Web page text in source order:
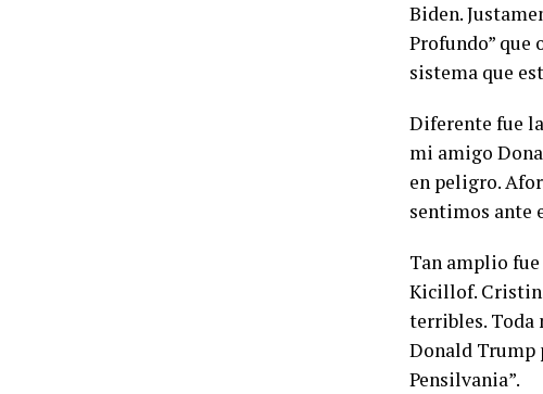
Biden.
Profundo” que
sistema que
Diferente fue
mi amigo
en peligro.
sentimos ante
Tan amplio
Kicillof.
terribles. Toda
Donald Trump
Pensilvania”.